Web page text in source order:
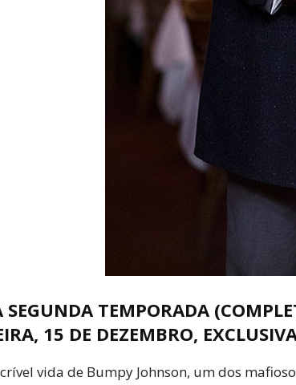
SEGUNDA TEMPORADA
15 DE DEZEMBRO,
vida de Bumpy Johnson, um dos